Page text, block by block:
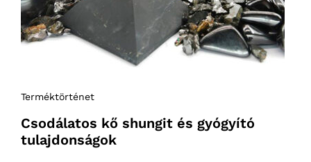
Terméktörténet
Csodálatos kő shungit és gyógyító
tulajdonságok